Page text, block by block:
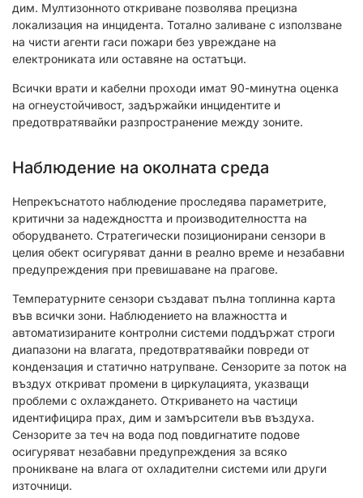
дим. Мултизонното откриване позволява прецизна
локализация на инцидента. Тотално заливане с използване
на чисти агенти гаси пожари без увреждане на
електрониката или оставяне на остатъци.
Всички врати и кабелни проходи имат 90-минутна оценка
на огнеустойчивост, задържайки инцидентите и
предотвратявайки разпространение между зоните.
Наблюдение на околната среда
Непрекъснатото наблюдение проследява параметрите,
критични за надеждността и производителността на
оборудването. Стратегически позиционирани сензори в
целия обект осигуряват данни в реално време и незабавни
предупреждения при превишаване на прагове.
Температурните сензори създават пълна топлинна карта
във всички зони. Наблюдението на влажността и
автоматизираните контролни системи поддържат строги
диапазони на влагата, предотвратявайки повреди от
кондензация и статично натрупване. Сензорите за поток на
въздух откриват промени в циркулацията, указващи
проблеми с охлаждането. Откриването на частици
идентифицира прах, дим и замърсители във въздуха.
Сензорите за теч на вода под повдигнатите подове
осигуряват незабавни предупреждения за всяко
проникване на влага от охладителни системи или други
източници.